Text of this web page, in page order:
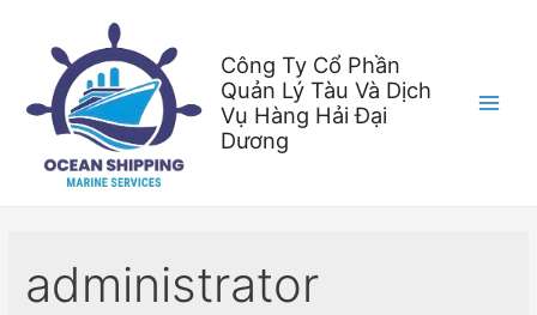
Công Ty Cổ Phần
Quản Lý Tàu Và Dịch
Vụ Hàng Hải Đại
Dương
administrator